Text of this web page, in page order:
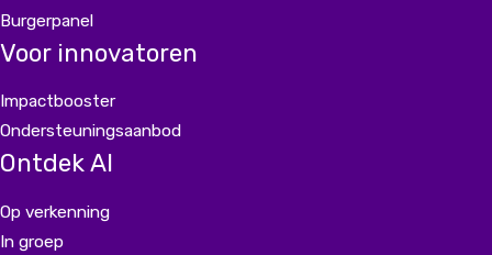
Burgerpanel
Voor innovatoren
Impactbooster
Ondersteuningsaanbod
Ontdek AI
Op verkenning
In groep